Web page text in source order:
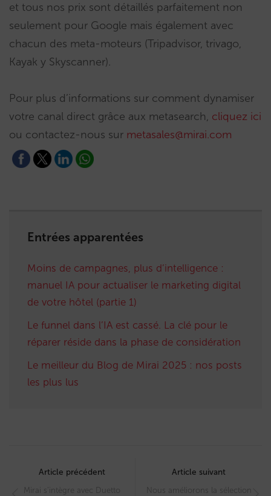
et tous nos prix sont détaillés parfaitement non
seulement pour Google mais également avec
chacun des meta-moteurs (Tripadvisor, trivago,
Kayak y Skyscanner).
Pour plus d’informations sur comment dynamiser
votre canal direct grâce aux metasearch, cliquez ici
ou contactez-nous sur metasales@mirai.com
Entrées apparentées
Moins de campagnes, plus d’intelligence :
manuel IA pour actualiser le marketing digital
de votre hôtel (partie 1)
Le funnel dans l’IA est cassé. La clé pour le
réparer réside dans la phase de considération
Le meilleur du Blog de Mirai 2025 : nos posts
les plus lus
navigation
Article précédent
Mirai s’intègre avec Duetto
Article suivant
Nous améliorons la sélection